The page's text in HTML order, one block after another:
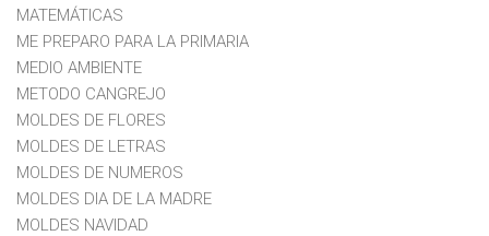
MATEMÁTICAS
ME PREPARO PARA LA PRIMARIA
MEDIO AMBIENTE
METODO CANGREJO
MOLDES DE FLORES
MOLDES DE LETRAS
MOLDES DE NUMEROS
MOLDES DIA DE LA MADRE
MOLDES NAVIDAD